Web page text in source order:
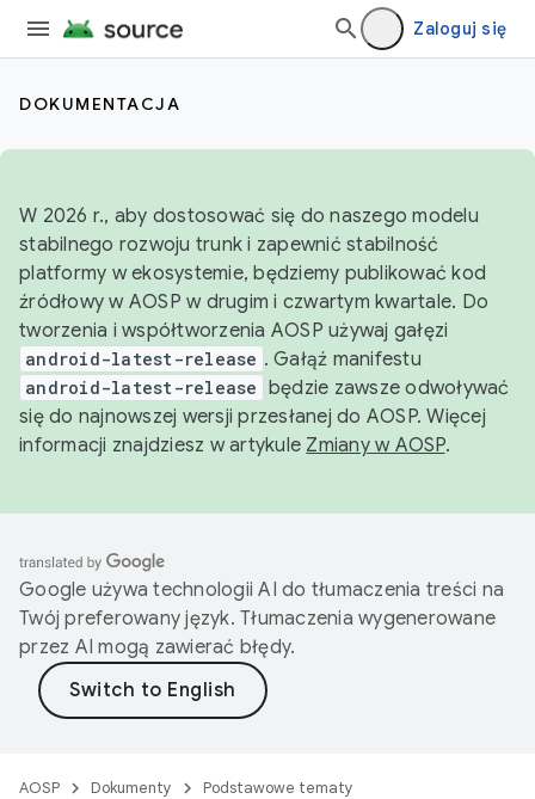
Zaloguj się
DOKUMENTACJA
W 2026 r., aby dostosować się do naszego modelu
stabilnego rozwoju trunk i zapewnić stabilność
platformy w ekosystemie, będziemy publikować kod
źródłowy w AOSP w drugim i czwartym kwartale. Do
tworzenia i współtworzenia AOSP używaj gałęzi
android-latest-release . Gałąź manifestu
android-latest-release będzie zawsze odwoływać
się do najnowszej wersji przesłanej do AOSP. Więcej
informacji znajdziesz w artykule Zmiany w AOSP.
Google używa technologii AI do tłumaczenia treści na
Twój preferowany język. Tłumaczenia wygenerowane
przez AI mogą zawierać błędy.
AOSP Dokumenty Podstawowe tematy